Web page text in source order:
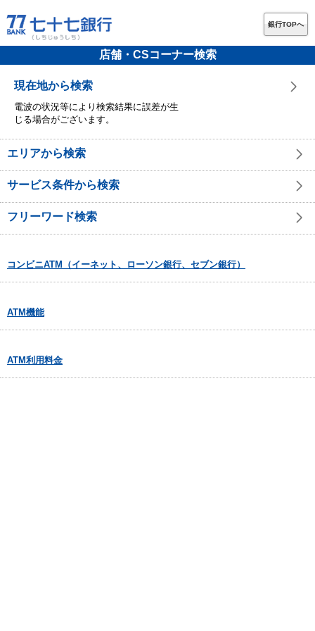
銀行TOPへ
店舗・CSコーナー検索
現在地から検索
電波の状況等により検索結果に誤差が生
じる場合がございます。
エリアから検索
サービス条件から検索
フリーワード検索
コンビニATM（イーネット、ローソン銀行、セブン銀行）
ATM機能
ATM利用料金